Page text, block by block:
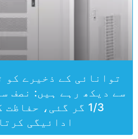
توانائی کے ذخیرے کو
سے دیکھ رہے ہیں: نصف
1/3 گر گئی،
ادائیگی